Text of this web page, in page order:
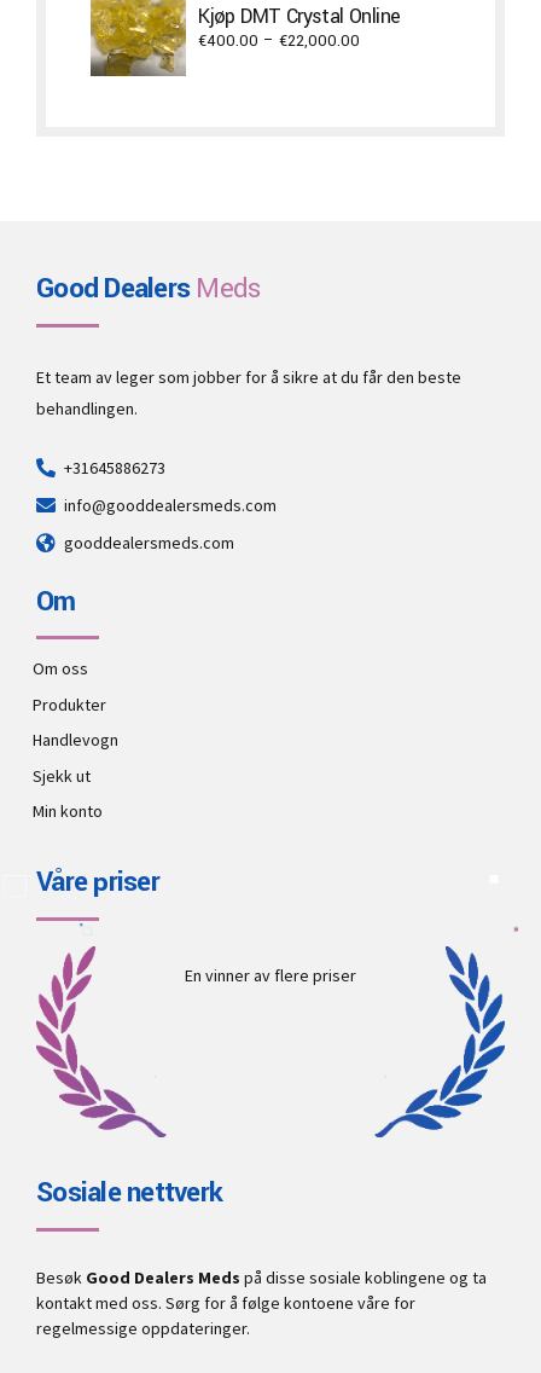
€17,300.00
Kjøp DMT Crystal Online
€400.00 – €22,000.00
Good DealersMeds
Et team av leger som jobber for å sikre at du får den beste
behandlingen.
+31645886273
info@gooddealersmeds.com
gooddealersmeds.com
Om
Om oss
Produkter
Handlevogn
Sjekk ut
Min konto
Våre priser
En vinner av flere priser
Sosiale nettverk
Besøk Good Dealers Meds på disse sosiale koblingene og ta
kontakt med oss. Sørg for å følge kontoene våre for
regelmessige oppdateringer.